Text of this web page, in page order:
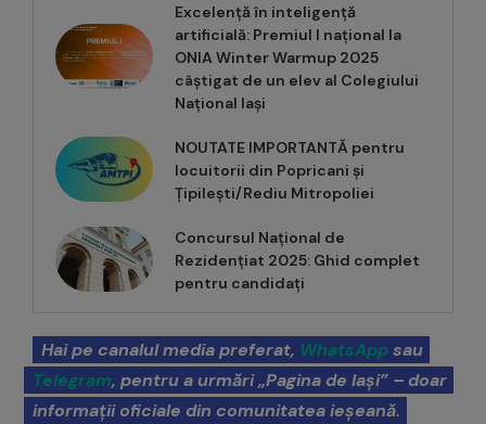
Excelență în inteligență
artificială: Premiul I național la
ONIA Winter Warmup 2025
câștigat de un elev al Colegiului
Național Iași
NOUTATE IMPORTANTĂ pentru
locuitorii din Popricani și
Țipilești/Rediu Mitropoliei
Concursul Național de
Rezidențiat 2025: Ghid complet
pentru candidați
Hai pe canalul media preferat, WhatsAppsau
Telegram, pentru a urmări „Pagina de Iași” – doar
informații oficiale din comunitatea ieșeană.